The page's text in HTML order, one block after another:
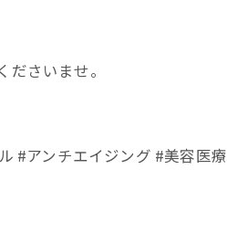
さいませ。
#アンチエイジング #美容医療